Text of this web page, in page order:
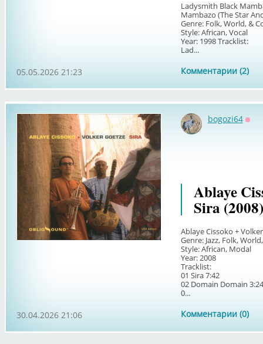
Ladysmith Black
Mambazo (The Star
Genre: Folk, World, &
Style: African, Vocal
Year: 1998 Tracklist:
Lad...
Комментарии (2)
05.05.2026 21:23
bogozi64
Ablaye
Sira (2008)
Ablaye Cissoko +
Genre: Jazz, Folk,
Style: African, Modal
Year: 2008
Tracklist:
01 Sira 7:42
02 Domain Domain 3:24
0...
Комментарии (0)
30.04.2026 21:06